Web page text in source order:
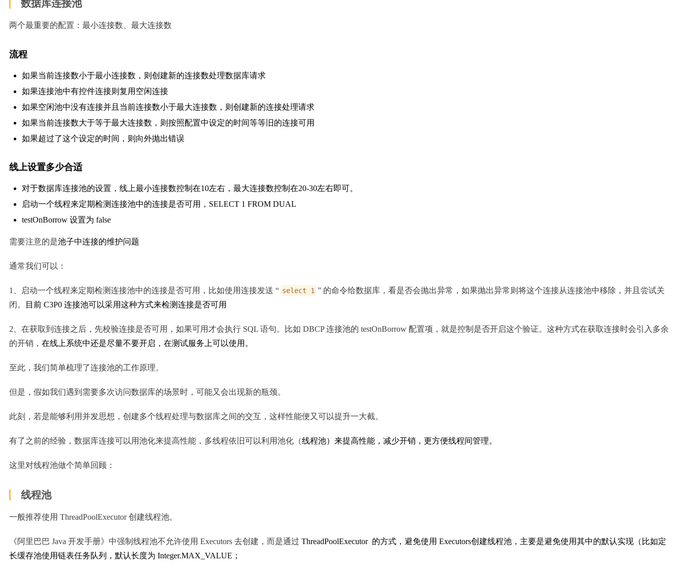
数据库连接池
两个最重要的配置：最小连接数、最大连接数
流程
如果当前连接数小于最小连接数，则创建新的连接数处理数据库请求
如果连接池中有控件连接则复用空闲连接
如果空闲池中没有连接并且当前连接数小于最大连接数，则创建新的连接处理请求
如果当前连接数大于等于最大连接数，则按照配置中设定的时间等等旧的连接可用
如果超过了这个设定的时间，则向外抛出错误
线上设置多少合适
对于数据库连接池的设置，线上最小连接数控制在10左右，最大连接数控制在20-30左右即可。
启动一个线程来定期检测连接池中的连接是否可用，SELECT 1 FROM DUAL
testOnBorrow 设置为 false
需要注意的是池子中连接的维护问题
通常我们可以：
1、启动一个线程来定期检测连接池中的连接是否可用，比如使用连接发送 “ select 1 ” 的命令给数据库，看是否会抛出异常，如果抛出异常则将这个连接从连接池中移除，并且尝试关
闭。
目前 C3P0 连接池可以采用这种方式来检测连接是否可用
2、在获取到连接之后，先校验连接是否可用，如果可用才会执行 SQL 语句。比如 DBCP 连接池的 testOnBorrow 配置项，就是控制是否开启这个验证。这种方式在获取连接时会引入多余
的开销， 在线上系统中还是尽量不要开启，在测试服务上可以使用。
至此，我们简单梳理了连接池的工作原理。
但是，假如我们遇到需要多次访问数据库的场景时，可能又会出现新的瓶颈。
此刻，若是能够利用并发思想，创建多个线程处理与数据库之间的交互，这样性能便又可以提升一大截。
有了之前的经验，数据库连接可以用池化来提高性能，多线程依旧可以利用池化（线程池）来提高性能，减少开销，更方便线程间管理。
这里对线程池做个简单回顾：
线程池
一般推荐使用 ThreadPoolExecutor 创建线程池。
《阿⾥巴巴 Java 开发⼿册》中强制线程池不允许使⽤ Executors 去创建，⽽是通过 ThreadPoolExecutor 的⽅式，避免使用 Executors创建线程池，主要是避免使用其中的默认实现（比如定
长缓存池使用链表任务队列，默认长度为 Integer.MAX_VALUE；